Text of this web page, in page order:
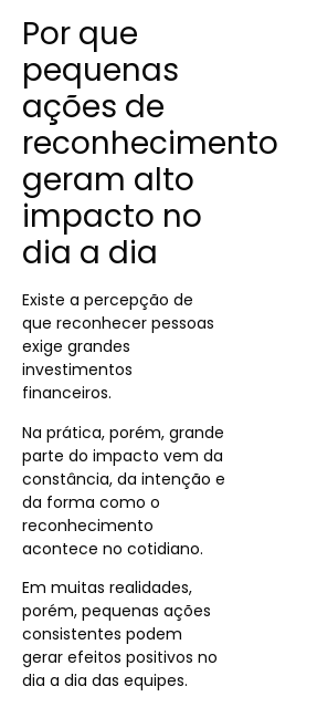
Por que
pequenas
ações de
reconhecimento
geram alto
impacto no
dia a dia
Existe a percepção de
que reconhecer pessoas
exige grandes
investimentos
financeiros.
Na prática, porém, grande
parte do impacto vem da
constância, da intenção e
da forma como o
reconhecimento
acontece no cotidiano.
Em muitas realidades,
porém, pequenas ações
consistentes podem
gerar efeitos positivos no
dia a dia das equipes.